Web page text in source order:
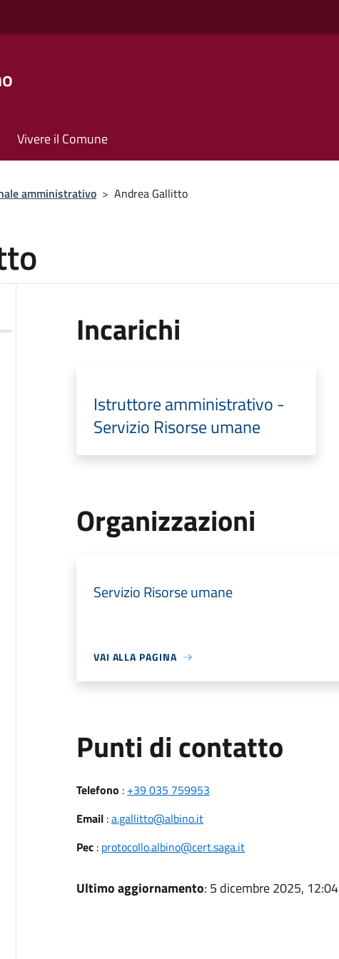
Vivere il Comune
amministrativo > Andrea Gallitto
Incarichi
Istruttore amministrativo -
Servizio Risorse umane
Organizzazioni
Servizio Risorse umane
VAI ALLA PAGINA
Punti di contatto
Telefono : +39 035 759953
Email:a.gallitto@albino.it
Pec: protocollo.albino@cert.saga.it
Ultimo aggiornamento: 5 dicembre 2025, 12:04